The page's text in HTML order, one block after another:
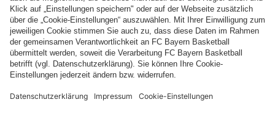
Basketball Frauen Handball Schach Schiedsrichter
Seniorenfußball
Tischtennis
Impressum Datenschutz Nutzungsbedingungen Barrierefreiheit